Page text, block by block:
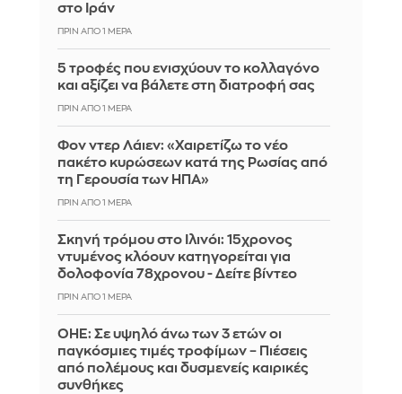
στο Ιράν
ΠΡΙΝ ΑΠΌ 1 ΜΈΡΑ
5 τροφές που ενισχύουν το κολλαγόνο
και αξίζει να βάλετε στη διατροφή σας
ΠΡΙΝ ΑΠΌ 1 ΜΈΡΑ
Φον ντερ Λάιεν: «Χαιρετίζω το νέο
πακέτο κυρώσεων κατά της Ρωσίας από
τη Γερουσία των ΗΠΑ»
ΠΡΙΝ ΑΠΌ 1 ΜΈΡΑ
Σκηνή τρόμου στο Ιλινόι: 15χρονος
ντυμένος κλόουν κατηγορείται για
δολοφονία 78χρονου - Δείτε βίντεο
ΠΡΙΝ ΑΠΌ 1 ΜΈΡΑ
ΟΗΕ: Σε υψηλό άνω των 3 ετών οι
παγκόσμιες τιμές τροφίμων – Πιέσεις
από πολέμους και δυσμενείς καιρικές
συνθήκες